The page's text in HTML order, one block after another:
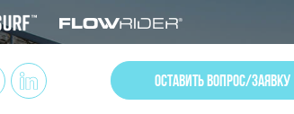
ОСТАВИТЬ ВОПРОС/ЗАЯВКУ